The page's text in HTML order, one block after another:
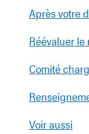
Après votre
Réévaluer
Comité
Voir aussi